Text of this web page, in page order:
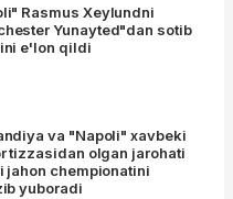
Rasmus Xeylundni
Yunayted"dan sotib
e'lon qildi
va "Napoli" xavbeki
tizzasidan olgan jarohati
jahon chempionatini
yuboradi